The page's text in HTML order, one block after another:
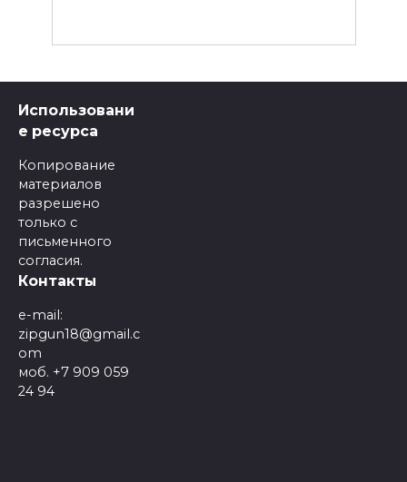
Использовани
е ресурса
Копирование
материалов
разрешено
только с
письменного
согласия.
Контакты
e-mail:
zipgun18@gmail.c
om
моб. +7 909 059
24 94